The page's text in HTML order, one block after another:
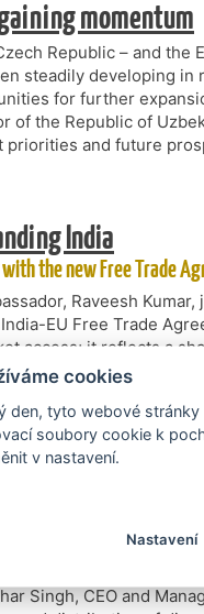
momentum
Republic – and the
steadily developing in
for further
of the Republic of
priorities and future
India
the new Free Trade
Raveesh
EU Free Trade
access; it reflects a
supply chains and
Indian market
world’s most populous
potential between the
developed through
Singh, CEO and
cookies
den, tyto webové
soubory cookie k
v nastavení.
Nastavení